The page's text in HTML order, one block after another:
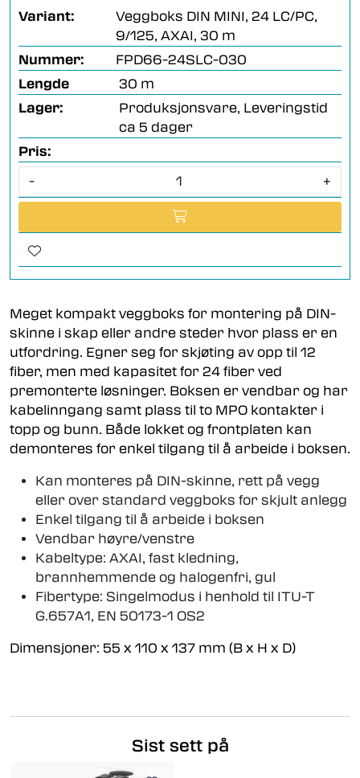
Variant:
Veggboks DIN MINI, 24 LC/PC,
9/125, AXAI, 30 m
Nummer:
FPD66-24SLC-030
Lengde
30 m
Lager:
Produksjonsvare, Leveringstid
ca 5 dager
Pris:
-
+
Meget kompakt veggboks for montering på DIN-
skinne i skap eller andre steder hvor plass er en
utfordring. Egner seg for skjøting av opp til 12
fiber, men med kapasitet for 24 fiber ved
premonterte løsninger. Boksen er vendbar og har
kabelinngang samt plass til to MPO kontakter i
topp og bunn. Både lokket og frontplaten kan
demonteres for enkel tilgang til å arbeide i boksen.
Kan monteres på DIN-skinne, rett på vegg
eller over standard veggboks for skjult anlegg
Enkel tilgang til å arbeide i boksen
Vendbar høyre/venstre
Kabeltype: AXAI, fast kledning,
brannhemmende og halogenfri, gul
Fibertype: Singelmodus i henhold til ITU-T
G.657A1, EN 50173-1 OS2
Dimensjoner: 55 x 110 x 137 mm (B x H x D)
Sist sett på